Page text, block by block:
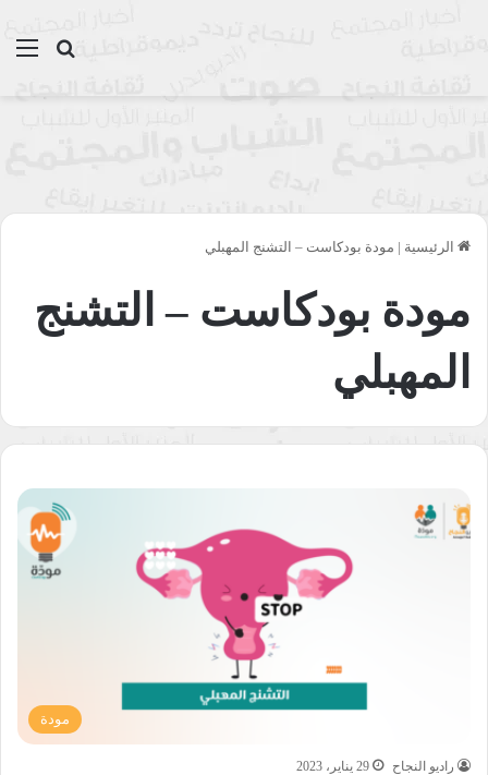
بحث
الرئيسية | مودة بودكاست – التشنج المهبلي
مودة بودكاست – التشنج
المهبلي
مودة
راديو النجاح 29 يناير، 2023